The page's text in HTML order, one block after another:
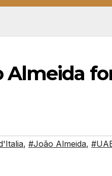
Almeida
, #João Almeida,